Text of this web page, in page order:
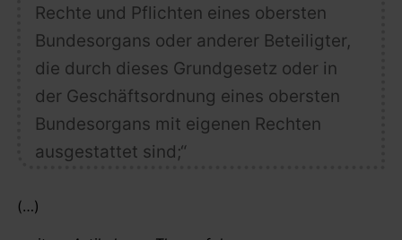
Rechte und Pflichten eines obersten
Bundesorgans oder anderer Beteiligter,
die durch dieses Grundgesetz oderin
der Geschäftsordnung eines obersten
Bundesorgans mit eigenen Rechten
ausgestattet sind;“
(…)